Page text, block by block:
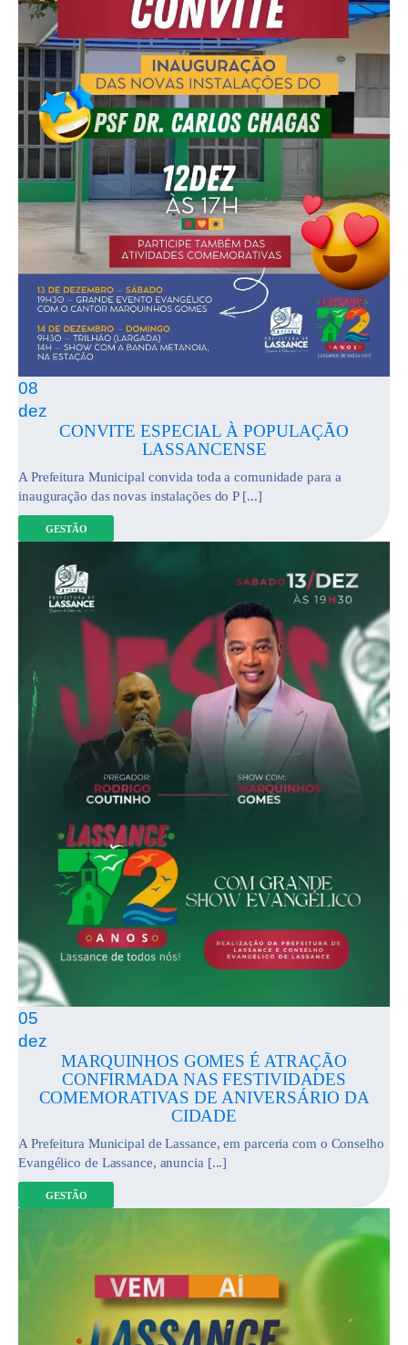
08
dez
CONVITE ESPECIAL À POPULAÇÃO
LASSANCENSE
A Prefeitura Municipal convida toda a comunidade para a
inauguração das novas instalações do P [...]
GESTÃO
05
dez
MARQUINHOS GOMES É ATRAÇÃO
CONFIRMADA NAS FESTIVIDADES
COMEMORATIVAS DE ANIVERSÁRIO DA
CIDADE
A Prefeitura Municipal de Lassance, em parceria com o Conselho
Evangélico de Lassance, anuncia [...]
GESTÃO